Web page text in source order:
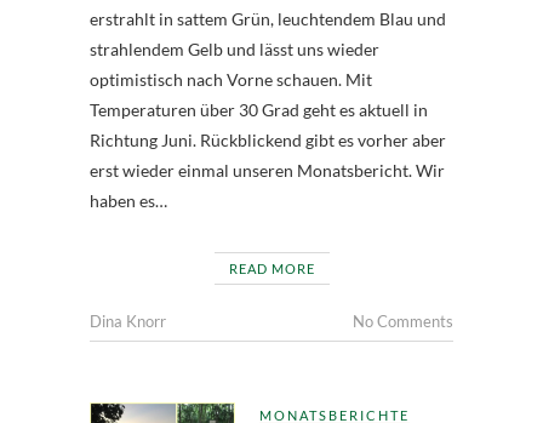
erstrahlt in sattem Grün, leuchtendem Blau und
strahlendem Gelb und lässt uns wieder
optimistisch nach Vorne schauen. Mit
Temperaturen über 30 Grad geht es aktuell in
Richtung Juni. Rückblickend gibt es vorher aber
erst wieder einmal unseren Monatsbericht. Wir
haben es…
READ MORE
Dina Knorr No Comments
MONATSBERICHTE